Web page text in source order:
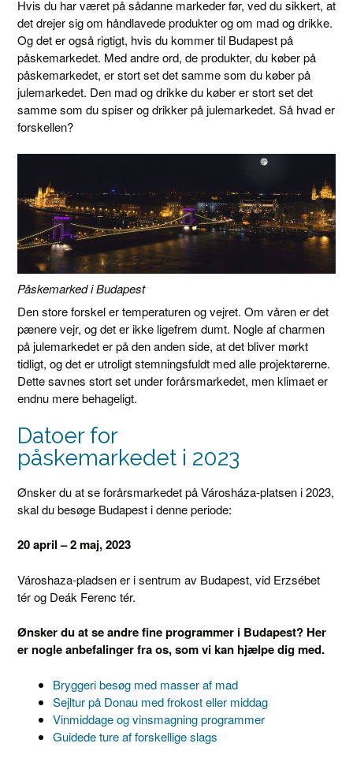
Hvis du har været på sådanne markeder før, ved du sikkert, at
det drejer sig om håndlavede produkter og om mad og drikke.
Og det er også rigtigt, hvis du kommer til Budapest på
påskemarkedet. Med andre ord, de produkter, du køber på
påskemarkedet, er stort set det samme som du køber på
julemarkedet. Den mad og drikke du køber er stort set det
samme som du spiser og drikker på julemarkedet. Så hvad er
forskellen?
Påskemarked i Budapest
Den store forskel er temperaturen og vejret. Om våren er det
pænere vejr, og det er ikke ligefrem dumt. Nogle af charmen
på julemarkedet er på den anden side, at det bliver mørkt
tidligt, og det er utroligt stemningsfuldt med alle projektørerne.
Dette savnes stort set under forårsmarkedet, men klimaet er
endnu mere behageligt.
Datoer for
påskemarkedet i 2023
Ønsker du at se forårsmarkedet på Városháza-platsen i 2023,
skal du besøge Budapest i denne periode:
20 april – 2 maj, 2023
Városhaza-pladsen er i sentrum av Budapest, vid Erzsébet
tér og Deák Ferenc tér.
Ønsker du at se andre fine programmer i Budapest? Her
er nogle anbefalinger fra os, som vi kan hjælpe dig med.
Bryggeri besøg med masser af mad
Sejltur på Donau med frokost eller middag
Vinmiddage og vinsmagning programmer
Guidede ture af forskellige slags